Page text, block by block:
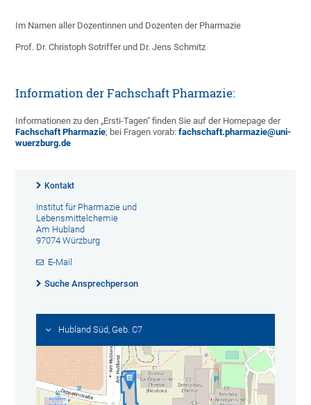
Im Namen aller Dozentinnen und Dozenten der Pharmazie
Prof. Dr. Christoph Sotriffer und Dr. Jens Schmitz
Information der Fachschaft Pharmazie:
Informationen zu den „Ersti-Tagen" finden Sie auf der Homepage der
Fachschaft Pharmazie; bei Fragen vorab:fachschaft.pharmazie@uni-
wuerzburg.de
Kontakt
Institut für Pharmazie und
Lebensmittelchemie
Am Hubland
97074 Würzburg
E-Mail
Suche Ansprechperson
Hubland Süd, Geb. C7